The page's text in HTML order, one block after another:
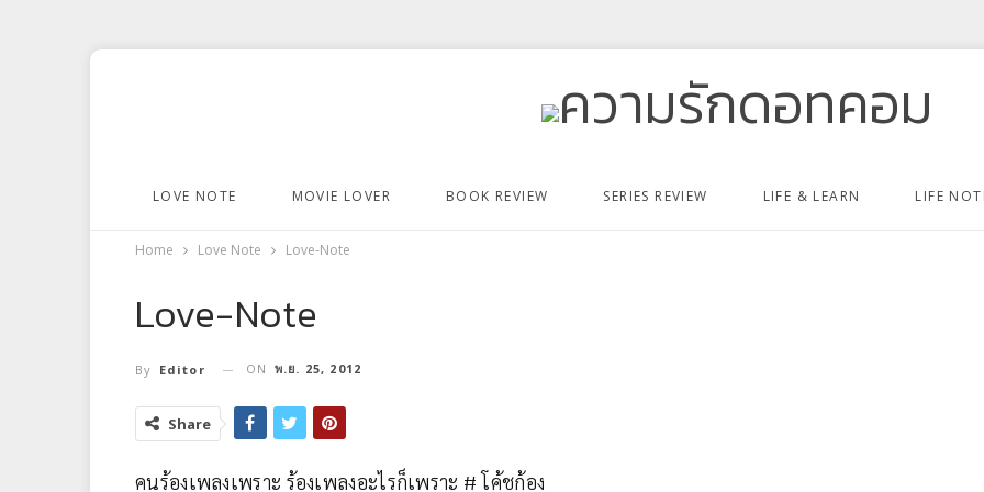
LOVE NOTE MOVIE LOVER BOOK REVIEW SERIES REVIEW LIFE & LEARN LIFE
Home Love Note Love-Note
Love-Note
By Editor ON พ.ย. 25, 2012
Share
คนร้องเพลงเพราะ ร้องเพลงอะไรก็เพราะ # โค้ชก้อง